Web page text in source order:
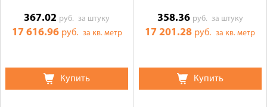
367.02 руб.за штуку
17 616.96 руб. за кв. метр
Купить
358.36 руб. за штуку
17 201.28 руб.за кв. метр
Купить